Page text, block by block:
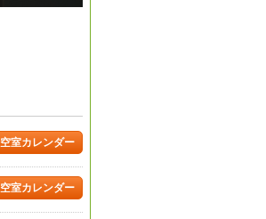
空室カレンダー
空室カレンダー